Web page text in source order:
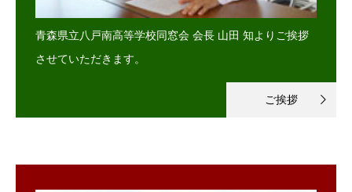
青森県立八戸南高等学校同窓会 会長 山田 知よりご挨拶
させていただきます。
ご挨拶